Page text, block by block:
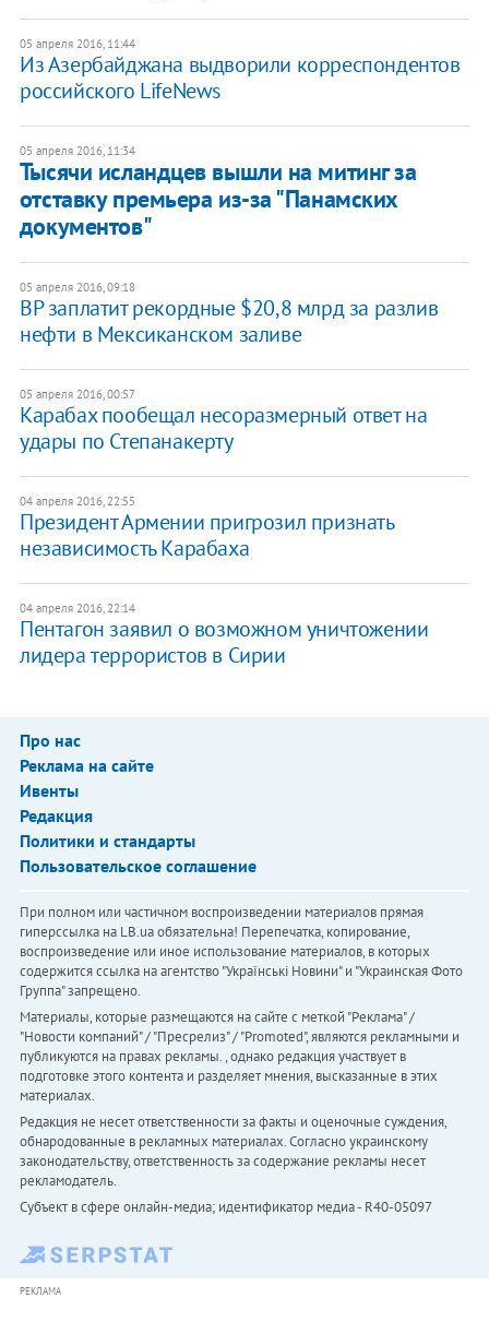
05 апреля 2016, 11:44
Из Азербайджана выдворили корреспондентов
российского LifeNews
05 апреля 2016, 11:34
Тысячи исландцев вышли на митинг за
отставку премьера из-за "Панамских
документов"
05 апреля 2016, 09:18
BP заплатит рекордные $20,8 млрд за разлив
нефти в Мексиканском заливе
05 апреля 2016, 00:57
Карабах пообещал несоразмерный ответ на
удары по Степанакерту
04 апреля 2016, 22:55
Президент Армении пригрозил признать
независимость Карабаха
04 апреля 2016, 22:14
Пентагон заявил о возможном уничтожении
лидера террористов в Сирии
Про нас
Реклама на сайте
Ивенты
Редакция
Политики и стандарты
Пользовательское соглашение
При полном или частичном воспроизведении материалов прямая
гиперссылка на LB.ua обязательна! Перепечатка, копирование,
воспроизведение или иное использование материалов, в которых
содержится ссылка на агентство "Українськi Новини" и "Украинская Фото
Группа" запрещено.
Материалы, которые размещаются на сайте с меткой "Реклама" /
"Новости компаний" / "Пресрелиз" / "Promoted", являются рекламными и
публикуются на правах рекламы. , однако редакция участвует в
подготовке этого контента и разделяет мнения, высказанные в этих
материалах.
Редакция не несет ответственности за факты и оценочные суждения,
обнародованные в рекламных материалах. Согласно украинскому
законодательству, ответственность за содержание рекламы несет
рекламодатель.
Субъект в сфере онлайн-медиа; идентификатор медиа - R40-05097
РЕКЛАМА